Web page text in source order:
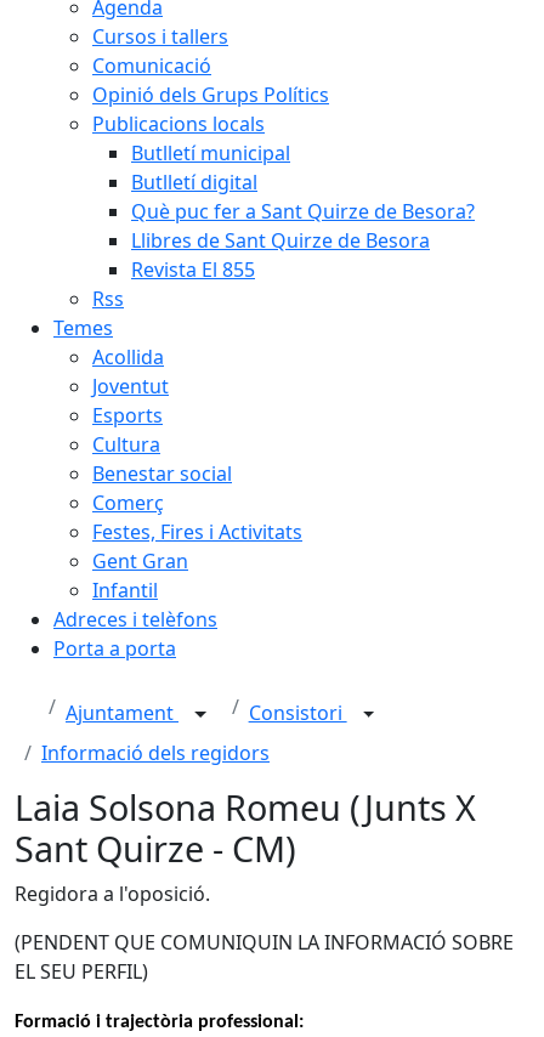
Agenda
Cursos i tallers
Comunicació
Opinió dels Grups Polítics
Publicacions locals
Butlletí municipal
Butlletí digital
Què puc fer a Sant Quirze de Besora?
Llibres de Sant Quirze de Besora
Revista El 855
Rss
Temes
Acollida
Joventut
Esports
Cultura
Benestar social
Comerç
Festes, Fires i Activitats
Gent Gran
Infantil
Adreces i telèfons
Porta a porta
Ajuntament
Consistori
Informació dels regidors
Laia Solsona Romeu (Junts X
Sant Quirze - CM)
Regidora a l'oposició.
(PENDENT QUE COMUNIQUIN LA INFORMACIÓ SOBRE
EL SEU PERFIL)
Formació i trajectòria professional: